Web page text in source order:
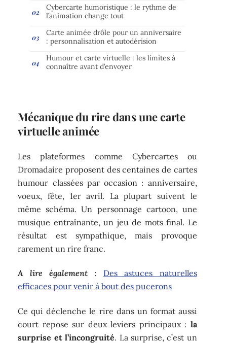
Cybercarte humoristique : le rythme de
l’animation change tout
Carte animée drôle pour un anniversaire
: personnalisation et autodérision
Humour et carte virtuelle : les limites à
connaître avant d’envoyer
Mécanique du rire dans une carte
virtuelle animée
Les plateformes comme Cybercartes ou
Dromadaire proposent des centaines de cartes
humour classées par occasion : anniversaire,
voeux, fête, 1er avril. La plupart suivent le
même schéma. Un personnage cartoon, une
musique entraînante, un jeu de mots final. Le
résultat est sympathique, mais provoque
rarement un rire franc.
A lire également :
Des astuces naturelles
efficaces pour venir à bout des pucerons
Ce qui déclenche le rire dans un format aussi
court repose sur deux leviers principaux : la
surprise et l’incongruité. La surprise, c’est un